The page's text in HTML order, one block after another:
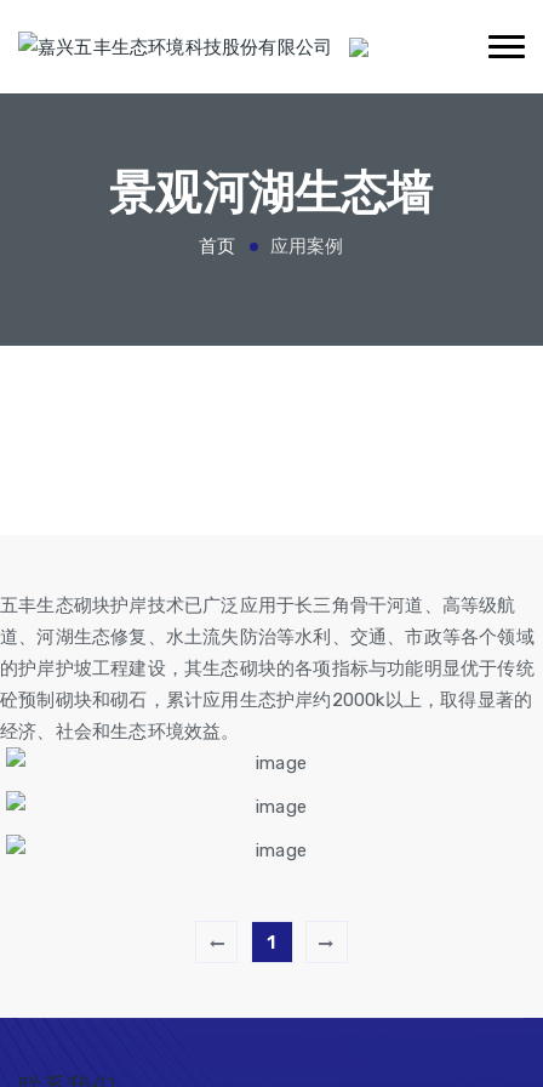
景观河湖生态墙
首页 应用案例
五丰生态砌块护岸技术已广泛应用于长三角骨干河道、高等级航
道、河湖生态修复、水土流失防治等水利、交通、市政等各个领域
的护岸护坡工程建设，其生态砌块的各项指标与功能明显优于传统
砼预制砌块和砌石，累计应用生态护岸约2000k以上，取得显著的
经济、社会和生态环境效益。
安吉梅溪山塘
仿石自然面
1